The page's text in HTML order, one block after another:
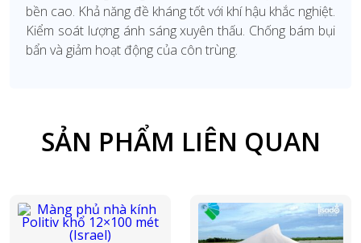
bền cao. Khả năng đề kháng tốt với khí hậu khắc nghiệt.
Kiểm soát lượng ánh sáng xuyên thấu. Chống bám bụi
bẩn và giảm hoạt động của côn trùng.
SẢN PHẨM LIÊN QUAN